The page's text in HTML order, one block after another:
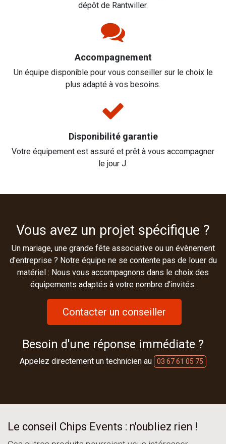
dépôt de Rantwiller.
Accompagnement
Un équipe disponible pour vous conseiller sur le choix le
plus adapté à vos besoins.
Disponibilité garantie
Votre équipement est assuré et prêt à vous accompagner
le jour J.
Vous avez un projet spécifique ?
Un mariage, une grande fête associative ou un évènement
d'entreprise ? Notre équipe ne se contente pas de louer du
matériel : Nous vous accompagnons dans le choix des
équipements adaptés à votre nombre d'invités.
Contacter un conseiller
Besoin d'une réponse immédiate ?
Appelez directement un technicien au 03 67 61 05 75
Le conseil Chips Events : n'oubliez rien !